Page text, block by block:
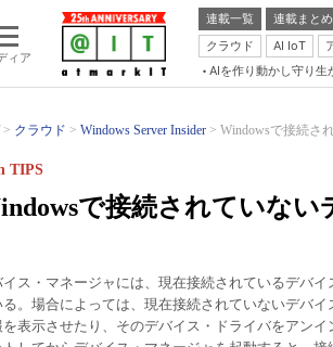
ィア
連載一覧 連載まと
クラウド
AI IoT
AIを作り動かし守り生
クラウド Windows Server Insider Windowsで接続さ
で接続されていな
TIPS
イス・マネージャには、現在接続されているデバ
る。場合によっては、現在接続されていないデバ
を表示させたり、そのデバイス・ドライバをアン